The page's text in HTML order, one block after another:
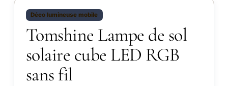
Déco lumineuse mobile
Tomshine Lampe de sol
solaire cube LED RGB
sans fil